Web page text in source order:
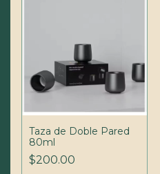
Taza de Doble Pared
80ml
$200.00